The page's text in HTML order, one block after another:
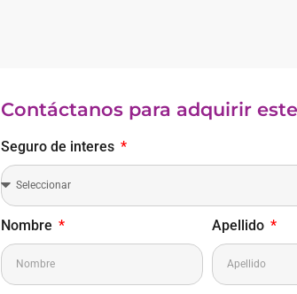
Contáctanos para adquirir
Seguro de interes
Nombre Apellido